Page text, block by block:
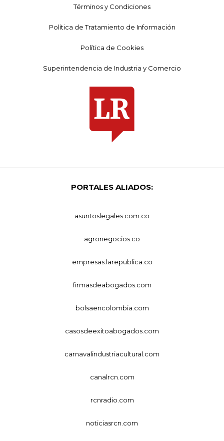
Términos y Condiciones
Política de Tratamiento de Información
Política de Cookies
Superintendencia de Industria y Comercio
PORTALES ALIADOS:
asuntoslegales.com.co
agronegocios.co
empresas.larepublica.co
firmasdeabogados.com
bolsaencolombia.com
casosdeexitoabogados.com
carnavalindustriacultural.com
canalrcn.com
rcnradio.com
noticiasrcn.com